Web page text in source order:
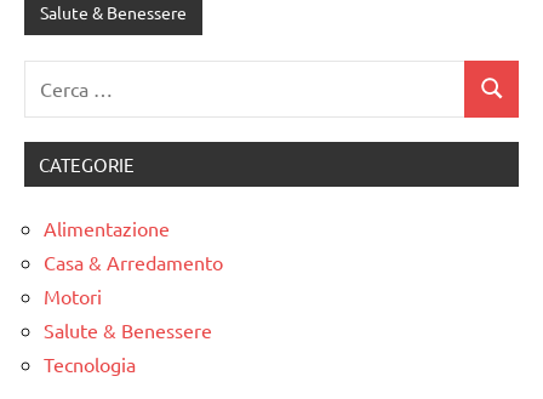
Salute & Benessere
Cerca
CATEGORIE
Alimentazione
Casa & Arredamento
Motori
Salute & Benessere
Tecnologia